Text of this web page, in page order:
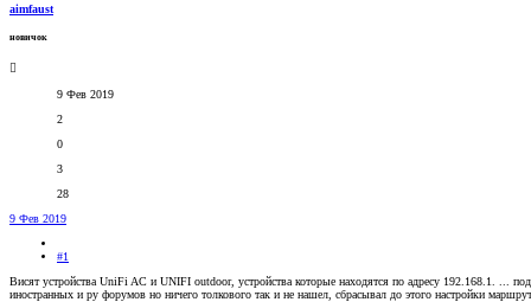
aimfaust
новичок
9 Фев 2019
2
0
3
28
9 Фев 2019
#1
Висят устройства UniFi AC и UNIFI outdoor, устройства которые находятся по адресу 192.168.1. ...
иностранных и ру форумов но ничего толкового так и не нашел, сбрасывал до этого настройки